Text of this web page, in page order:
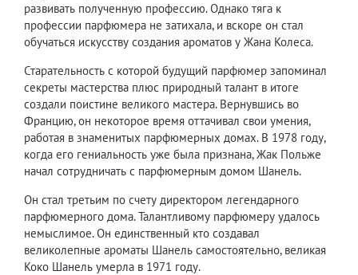
развивать полученную профессию. Однако тяга к
профессии парфюмера не затихала, и вскоре он стал
обучаться искусству создания ароматов у Жана Колеса.
Старательность с которой будущий парфюмер запоминал
секреты мастерства плюс природный талант в итоге
создали поистине великого мастера. Вернувшись во
Францию, он некоторое время оттачивал свои умения,
работая в знаменитых парфюмерных домах. В 1978 году,
когда его гениальность уже была признана, Жак Польже
начал сотрудничать с парфюмерным домом Шанель.
Он стал третьим по счету директором легендарного
парфюмерного дома. Талантливому парфюмеру удалось
немыслимое. Он единственный кто создавал
великолепные ароматы Шанель самостоятельно, великая
Коко Шанель умерла в 1971 году.